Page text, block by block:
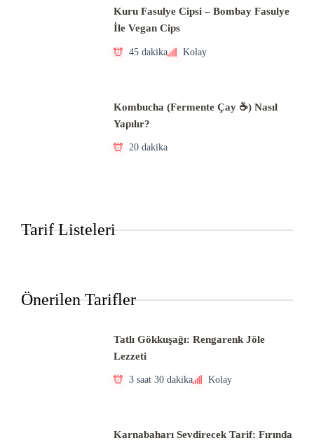
Kuru Fasulye Cipsi – Bombay Fasulye
İle Vegan Cips
45 dakika Kolay
Kombucha (Fermente Çay ☕) Nasıl
Yapılır?
20 dakika
Tarif Listeleri
Önerilen Tarifler
Tatlı Gökkuşağı: Rengarenk Jöle
Lezzeti
3 saat 30 dakika Kolay
Karnabaharı Sevdirecek Tarif: Fırında